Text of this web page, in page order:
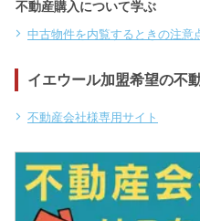
不動産購入について学ぶ
中古物件を内覧するときの注意
イエウール加盟希望の不
不動産会社様専用サイト